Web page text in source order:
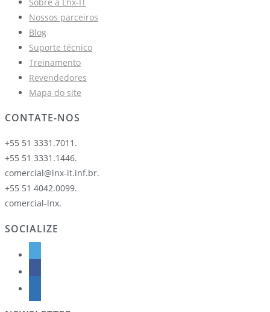
Nossos parceiros
Blog
Suporte técnico
Treinamento
Revendedores
Mapa do site
CONTATE-NOS
+55 51 3331.7011.
+55 51 3331.1446.
comercial@lnx-it.inf.br.
+55 51 4042.0099.
comercial-lnx.
SOCIALIZE